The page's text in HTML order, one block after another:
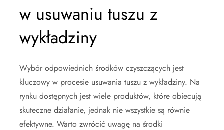
w usuwaniu tuszu z
wykładziny
Wybór odpowiednich środków czyszczących jest
kluczowy w procesie usuwania tuszu z wykładziny. Na
rynku dostępnych jest wiele produktów, które obiecują
skuteczne działanie, jednak nie wszystkie są równie
efektywne. Warto zwrócić uwagę na środki